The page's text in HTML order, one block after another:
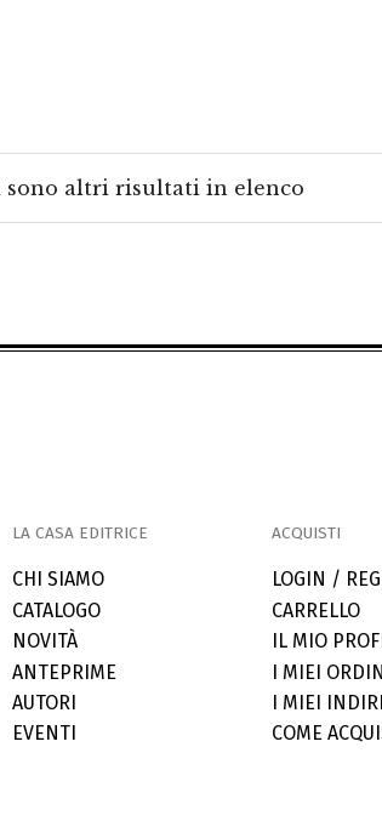
sono altri risultati in elenco
LA CASA EDITRICE
CHI SIAMO
CATALOGO
NOVITÀ
ANTEPRIME
AUTORI
EVENTI
ACQUISTI
LOGIN /
CARRELLO
IL MIO
I MIEI
I MIEI
COME